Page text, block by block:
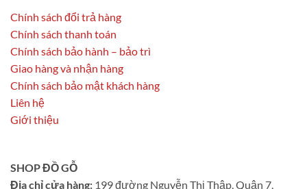
Chính sách đổi trả hàng
Chính sách thanh toán
Chính sách bảo hành – bảo trì
Giao hàng và nhận hàng
Chính sách bảo mật khách hàng
Liên hệ
Giới thiệu
SHOP ĐỒ GỖ
Địa chỉ cửa hàng: 199 đường Nguyễn Thị Thập, Quận 7,